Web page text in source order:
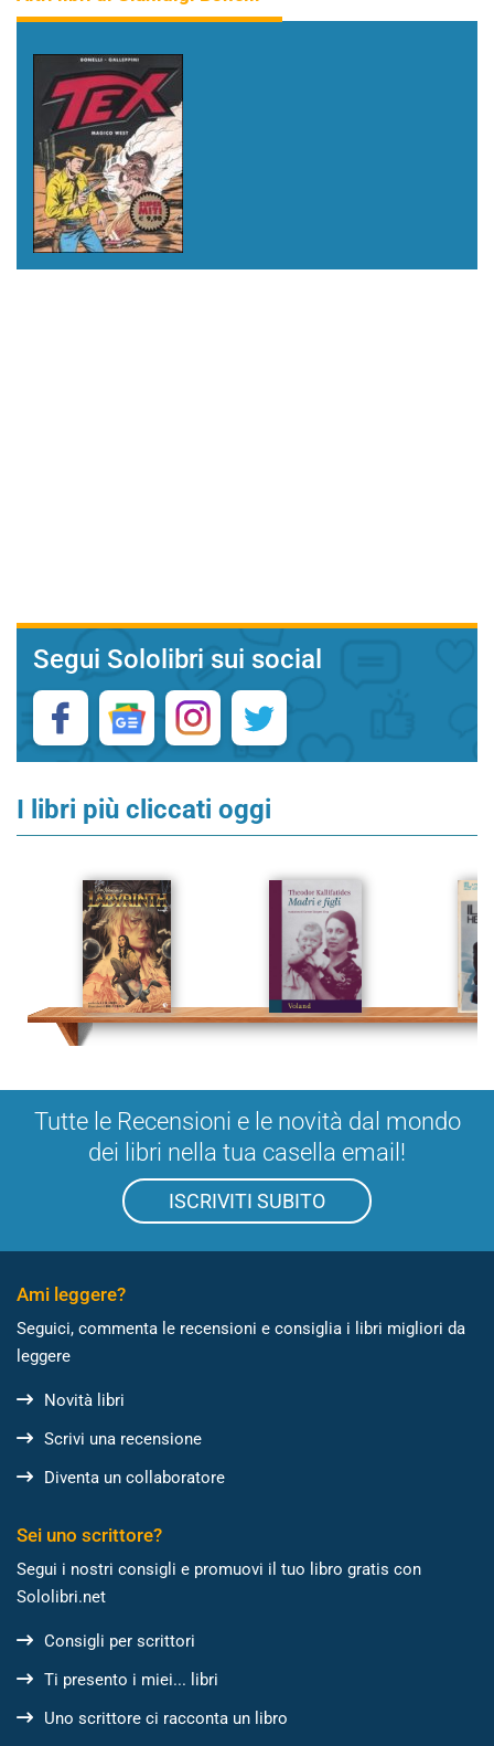
Segui Sololibri sui social
I libri più cliccati oggi
Tutte le Recensioni e le novità dal mondo
dei libri nella tua casella email!
ISCRIVITI SUBITO
Ami leggere?
Seguici, commenta le recensioni e consiglia i libri migliori da
leggere
Novità libri
Scrivi una recensione
Diventa un collaboratore
Sei uno scrittore?
Segui i nostri consigli e promuovi il tuo libro gratis con
Sololibri.net
Consigli per scrittori
Ti presento i miei... libri
Uno scrittore ci racconta un libro